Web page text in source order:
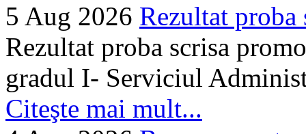
5 Aug 2026 Rezultat proba
Rezultat proba scrisa
gradul I- Serviciul
Citeşte mai mult...